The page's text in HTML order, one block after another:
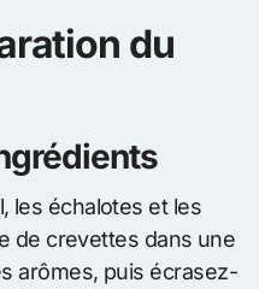
du
les échalotes et les
de crevettes dans une
arômes, puis écrasez-